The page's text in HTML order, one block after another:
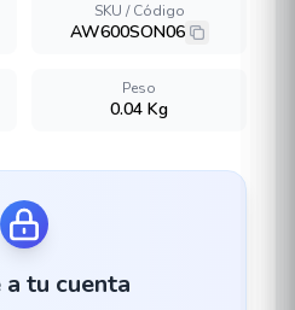
SKU / Código
AW600SON06
Peso
0.04 Kg
tu cuenta